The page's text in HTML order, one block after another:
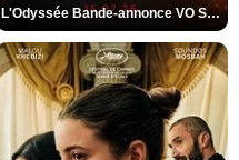
L'Odyssée Bande-annonce VO STFR